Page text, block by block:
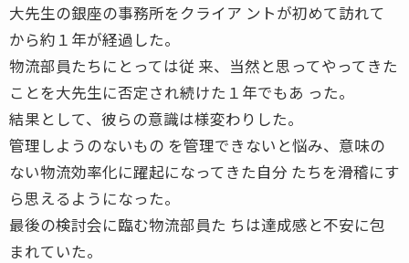
大先生の銀座の事務所をクライア ントが初めて訪れて
から約１年が経過した。
物流部員たちにとっては従 来、当然と思ってやってきた
ことを大先生に否定され続けた１年でもあ った。
結果として、彼らの意識は様変わりした。
管理しようのないもの を管理できないと悩み、意味の
ない物流効率化に躍起になってきた自分 たちを滑稽にす
ら思えるようになった。
最後の検討会に臨む物流部員た ちは達成感と不安に包
まれていた。